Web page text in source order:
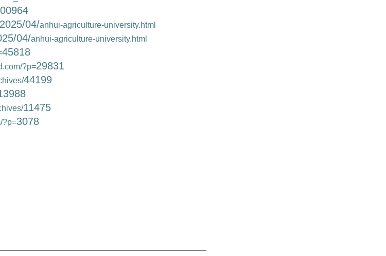
2025/04/anhui-agriculture-university.html
04/anhui-agriculture-university.html
45818
?p=29831
44199
11475
?p=3078